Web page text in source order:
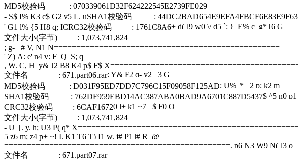
MD5校验码 : 070339061D32F624222545E2739FE029
- S$ I% K3 c$ G2 v5 L. uSHA1校验码 :
' G1 l% {5 H8 q; ICRC32校验码 : 1761C8A6+ d( [9 w0 \/ d5 `: } E% c g* [6 G
文件大小(字节) : 1,073,741,824
; g- _# V, N1 N==================================================
' Z) A: e' n4 v: F Q S; q
, W. C, H y& J2 B8 K4 p$ F$ X
文件名 : 671.part06.rar; Y& F2 q- y2 _3 G
MD5校验码 : D031F95ED7DD7C796C15F09058F125AD; U% |* _2 p; k2 m
SHA1校验码 : 762DF959EBD14AC387ABA0BAD9A6701C887D5437$ ^5 n0
CRC32校验码 : 6CAF16720 l+ k1 ~7 _$ F0 O
文件大小(字节) : 1,073,741,824
- U [. y. h; U3 P( q* X
5 z6 m; z4 p+ ~! I. K1 T6 T) I1 w, j# P1 |# R @
==================================================, p6 N3 W9 N( [3 o
文件名 : 671.part07.rar